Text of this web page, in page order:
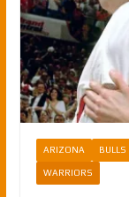
ARIZONA BULLS
WARRIORS